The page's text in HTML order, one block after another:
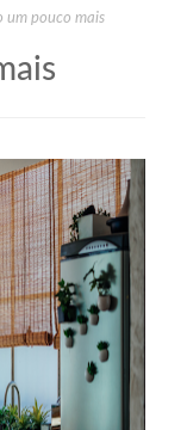
um pouco mais